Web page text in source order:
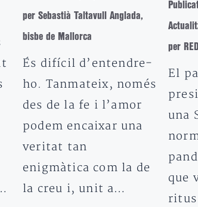
per Sebastià Taltavull Anglada,
bisbe de Mallorca
És difícil d’entendre-
ho. Tanmateix, només
des de la fe i l’amor
podem encaixar una
veritat tan
enigmàtica com la de
la creu i, unit a…
per
El
una
que
ritus